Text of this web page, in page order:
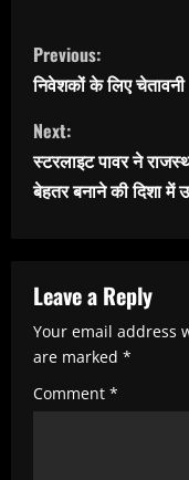
C
o
n
t
i
e
R
e
a
Previous:
निवेशकों के लिए चेतावनी
Next:
स्टरलाइट पावर ने
बेहतर बनाने की दिशा में
Leave a Reply
Your email address
are marked *
Comment *